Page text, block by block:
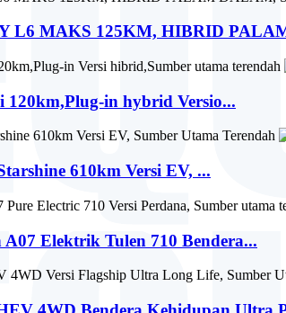
L6 MAKS 125KM, HIBRID
in hybrid Versio...
610km Versi EV, ...
Elektrik Tulen 710 Bendera...